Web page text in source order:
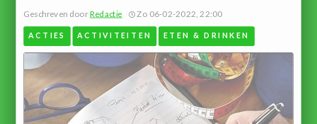
Geschreven doorRedactie Zo 06-02-2022, 22:00
ACTIES ACTIVITEITEN ETEN & DRINKEN